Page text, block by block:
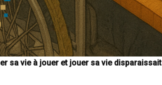
sa vie à jouer et jouer sa vie